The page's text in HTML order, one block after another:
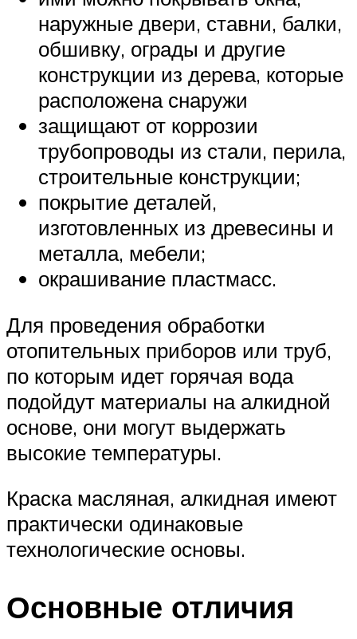
наружные двери, ставни, балки,
обшивку, ограды и другие
конструкции из дерева, которые
расположена снаружи
защищают от коррозии
трубопроводы из стали, перила,
строительные конструкции;
покрытие деталей,
изготовленных из древесины и
металла, мебели;
окрашивание пластмасс.
Для проведения обработки
отопительных приборов или труб,
по которым идет горячая вода
подойдут материалы на алкидной
основе, они могут выдержать
высокие температуры.
Краска масляная, алкидная имеют
практически одинаковые
технологические основы.
Основные отличия